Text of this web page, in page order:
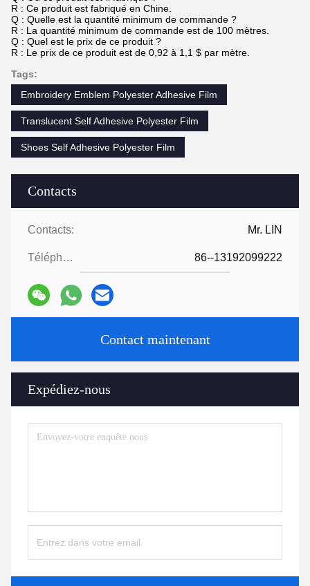
Contacts
Contacts: Mr. LIN
Téléphone: 86--13192099222
Contact maintenant
Expédiez-nous
R : Ce produit est fabriqué en Chine.
Q : Quelle est la quantité minimum de commande ?
R : La quantité minimum de commande est de 100 mètres.
Q : Quel est le prix de ce produit ?
R : Le prix de ce produit est de 0,92 à 1,1 $ par mètre.
Tags:
Embroidery Emblem Polyester Adhesive Film
Translucent Self Adhesive Polyester Film
Shoes Self Adhesive Polyester Film